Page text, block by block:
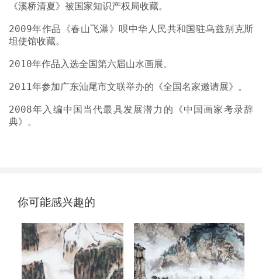
《溪桥清夏》被国家知识产权局收藏。
2009年作品《春山飞瀑》呗中华人民共和国驻乌兹别克斯
坦使馆收藏。
2010年作品入选全国第六届山水画展。
2011年参加广东汕尾市文联举办的《全国名家邀请展》。
2008年入编中国当代最具发展潜力的《中国画家考录辞
典》。
你可能感兴趣的